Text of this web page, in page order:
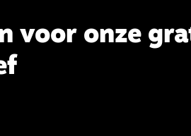
voor onze